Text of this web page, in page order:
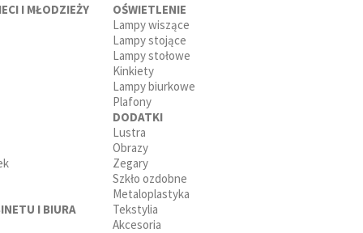
I MŁODZIEŻY
I BIURA
OŚWIETLENIE
Lampy wiszące
Lampy stojące
Lampy stołowe
Kinkiety
Lampy biurkowe
Plafony
DODATKI
Lustra
Obrazy
Zegary
Szkło ozdobne
Metaloplastyka
Tekstylia
Akcesoria